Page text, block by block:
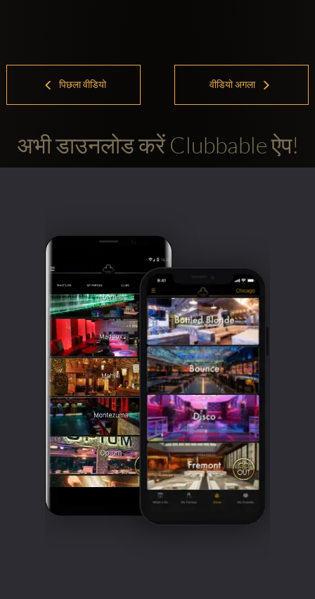
पिछला वीडियो वीडियो अगला
अभी डाउनलोड करें Clubbable ऐप!